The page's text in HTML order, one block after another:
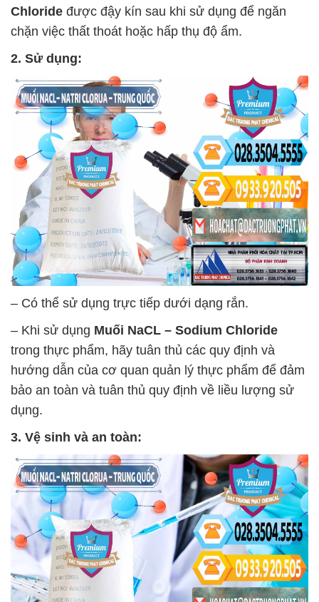
Chloride được đậy kín sau khi sử dụng để ngăn
chặn việc thất thoát hoặc hấp thụ độ ẩm.
2. Sử dụng:
– Có thể sử dụng trực tiếp dưới dạng rắn.
– Khi sử dụng Muối NaCL – Sodium Chloride
trong thực phẩm, hãy tuân thủ các quy định và
hướng dẫn của cơ quan quản lý thực phẩm để đảm
bảo an toàn và tuân thủ quy định về liều lượng sử
dụng.
3. Vệ sinh và an toàn: